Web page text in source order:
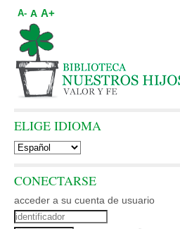
A- A A+
ELIGE IDIOMA
CONECTARSE
acceder a su cuenta de usuario